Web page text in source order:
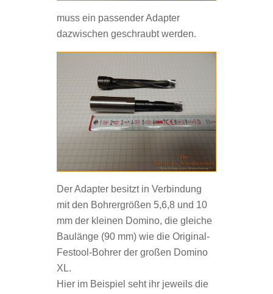
muss ein passender Adapter
dazwischen geschraubt werden.
Der Adapter besitzt in Verbindung
mit den Bohrergrößen 5,6,8 und 10
mm der kleinen Domino, die gleiche
Baulänge (90 mm) wie die Original-
Festool-Bohrer der großen Domino
XL.
Hier im Beispiel seht ihr jeweils die